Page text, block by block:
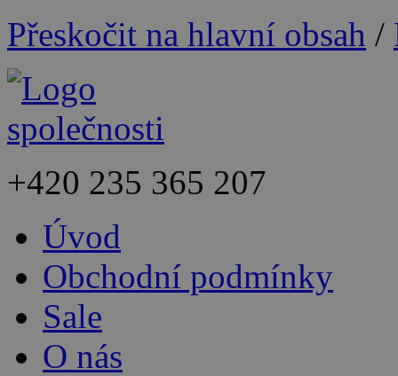
Přeskočit na hlavní obsah /
+420 235 365 207
Úvod
Obchodní podmínky
Sale
O nás